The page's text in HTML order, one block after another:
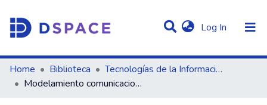
Log In (current)
Statistics
Home Biblioteca
Tecnologías de la Información y Comunicación
Modelamiento comunicacional de la expresión genética y el transporte de proteínas mediante un sistema de transmisión digital extremo a extremo